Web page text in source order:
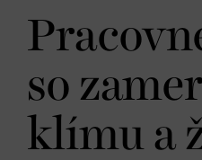
so
klímu a